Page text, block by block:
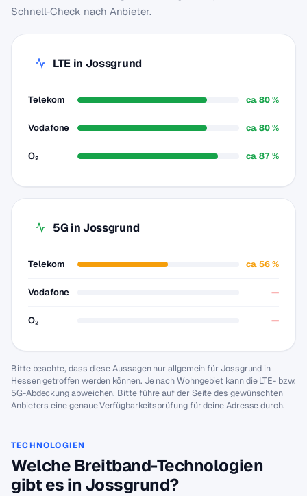
Schnell-Check nach Anbieter.
LTE in Jossgrund
Telekom ca. 80 %
Vodafone ca. 80 %
O₂ ca. 87 %
5G in Jossgrund
Telekom ca. 56 %
Vodafone —
O₂ —
Bitte beachte, dass diese Aussagen nur allgemein für Jossgrund in
Hessen getroffen werden können. Je nach Wohngebiet kann die LTE- bzw.
5G-Abdeckung abweichen. Bitte führe auf der Seite des gewünschten
Anbieters eine genaue Verfügbarkeitsprüfung für deine Adresse durch.
TECHNOLOGIEN
Welche Breitband-Technologien
gibt es in Jossgrund?